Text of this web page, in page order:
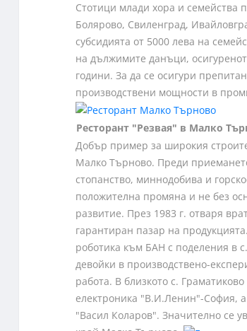
Стотици млади хора и семейства
Болярово, Свиленград,
субсидията от 5000 лева на
на дължимите данъци,
години. За да се осигури
производствени мощности в
Ресторант "Резвая" в Малко
Добър пример за широкия
Малко Търново. Преди
стопанство, миннодобива и
положителна промяна и не без
развитие. През 1983 г. отваря
гарантиран пазар на
роботика към БАН с поделения в
девойки в производствено-
работа. В близкото с.
електроника "В.И.Ленин"-София, а
"Васил Коларов". Значително се